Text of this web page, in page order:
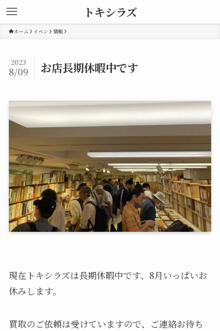
トキシラズ
ホーム イベント情報
お店長期休暇中です
2023
8/09
現在トキシラズは長期休暇中です、8月いっぱいお
休みします。
買取のご依頼は受けていますので、ご連絡お待ち